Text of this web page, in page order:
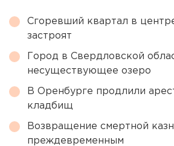
Сгоревший квартал в
застроят
Город в Свердловской
несуществующее озеро
В Оренбурге продлили
кладбищ
Возвращение смертной
преждевременным